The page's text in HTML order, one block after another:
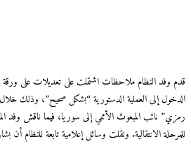
قدم وفد النظام ملاحظات اشتملت على تعديلات على
الدخول إلى العملية الدستورية “بشكل صحيح”، وذلك
رمزي” نائب المبعوث الأممي إلى سوريا، فيما ناقش وفد
للمرحلة الانتقالية. ونقلت وسائل إعلامية تابعة للنظام أن